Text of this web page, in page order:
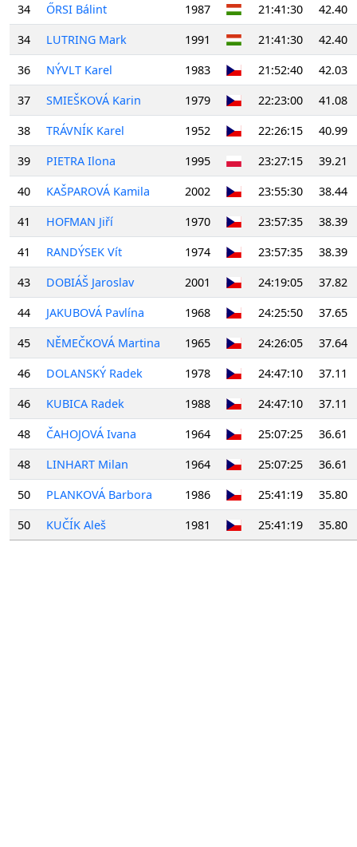
34
ŐRSI Bálint 1987 21:41:30
42.40
34
LUTRING Mark 1991 21:41:30
42.40
36
NÝVLT Karel 1983 21:52:40
42.03
37
SMIEŠKOVÁ Karin 1979 22:23:00
41.08
38
TRÁVNÍK Karel 1952 22:26:15
40.99
39
PIETRA Ilona 1995 23:27:15
39.21
40
KAŠPAROVÁ Kamila 2002 23:55:30
38.44
41
HOFMAN Jiří 1970 23:57:35
38.39
41
RANDÝSEK Vít 1974 23:57:35
38.39
43
DOBIÁŠ Jaroslav 2001 24:19:05
37.82
44
JAKUBOVÁ Pavlína 1968 24:25:50
37.65
45
NĚMEČKOVÁ Martina 1965 24:26:05
37.64
46
DOLANSKÝ Radek 1978 24:47:10
37.11
46
KUBICA Radek 1988 24:47:10
37.11
48
ČAHOJOVÁ Ivana 1964 25:07:25
36.61
48
LINHART Milan 1964 25:07:25
36.61
50
PLANKOVÁ Barbora 1986 25:41:19
35.80
50
KUČÍK Aleš 1981 25:41:19 35.80